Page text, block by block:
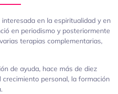
en la espiritualidad y en
en periodismo y posteriormente
terapias complementarias,
de ayuda, hace más de diez
personal, la formación
privada.